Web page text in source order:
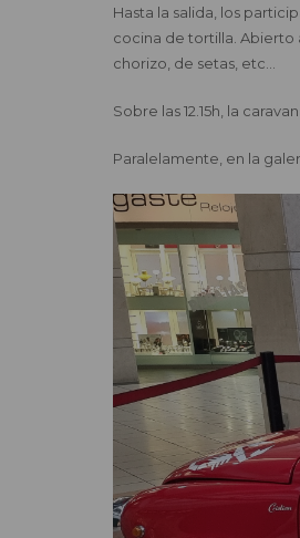
Hasta la salida, los
cocina de tortilla. Abierto
chorizo, de setas, etc…
Sobre las 12.15h, la
Paralelamente, en la